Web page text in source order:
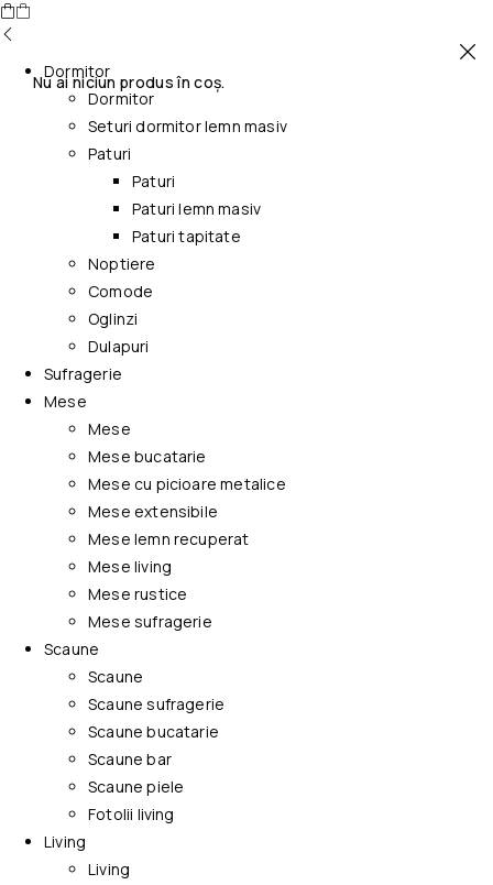
Nu ai niciun produs în coș.
Dormitor
Dormitor
Seturi dormitor lemn masiv
Paturi
Paturi
Paturi lemn masiv
Paturi tapitate
Noptiere
Comode
Oglinzi
Dulapuri
Sufragerie
Mese
Mese
Mese bucatarie
Mese cu picioare metalice
Mese extensibile
Mese lemn recuperat
Mese living
Mese rustice
Mese sufragerie
Scaune
Scaune
Scaune sufragerie
Scaune bucatarie
Scaune bar
Scaune piele
Fotolii living
Living
Living